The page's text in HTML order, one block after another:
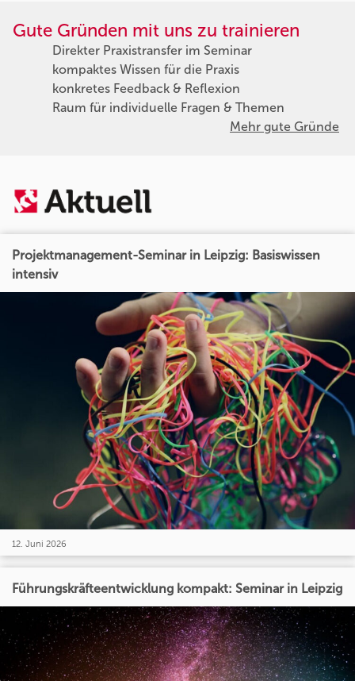
Gute Gründen mit uns zu trainieren
Direkter Praxistransfer im Seminar
kompaktes Wissen für die Praxis
konkretes Feedback & Reflexion
Raum für individuelle Fragen & Themen
Mehr gute Gründe
Projektmanagement-Seminar in Leipzig: Basiswissen
intensiv
12. Juni 2026
Führungskräfteentwicklung kompakt: Seminar in Leipzig